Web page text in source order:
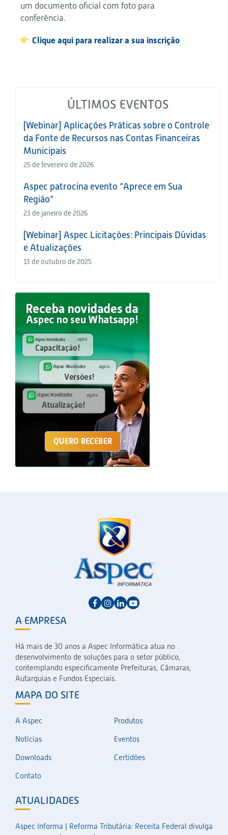
um documento oficial com foto para
conferência.
Clique aqui para realizar a sua inscrição
ÚLTIMOS EVENTOS
[Webinar] Aplicações Práticas sobre o Controle
da Fonte de Recursos nas Contas Financeiras
Municipais
25 de fevereiro de 2026
Aspec patrocina evento “Aprece em Sua
Região”
23 de janeiro de 2026
[Webinar] Aspec Licitações: Principais Dúvidas
e Atualizações
13 de outubro de 2025
QUERO RECEBER
A EMPRESA
Há mais de 30 anos a Aspec Informática atua no
desenvolvimento de soluções para o setor público,
contemplando especificamente Prefeituras, Câmaras,
Autarquias e Fundos Especiais.
MAPA DO SITE
A Aspec
Produtos
Notícias
Eventos
Downloads
Certidões
Contato
ATUALIDADES
Aspec Informa | Reforma Tributária: Receita Federal divulga